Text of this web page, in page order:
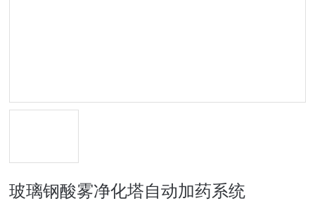
玻璃钢酸雾净化塔自动加药系统